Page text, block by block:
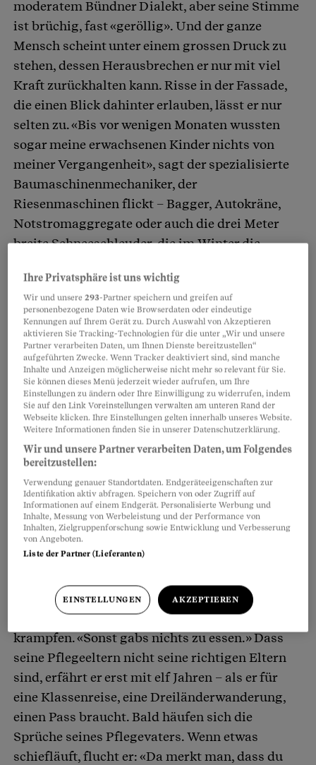
moderatem Bündner Dialekt, aber seine Stimme
ist brüchig, fast «geröllig». Und der ganze
Mensch scheint unter einem grossen Druck zu
stehen, dessen Herausbrechen er nur mit viel
Kraft zurückhalten kann. Risse in der Fassade,
die einen Blick dahinter erlauben, lässt er nur
selten zu. «Bis vor wenigen Monaten wussten
sogar meine erwachsenen Kinder nichts von
meiner Vergangenheit», sagt der spezialisierte
Baumaschinenmechaniker, der
Riesenmaschinen flickt – Bagger, Autokräne,
Notstromaggregate oder auch die drei Meter
breite Schneeschleuder, die im Winter die
Partnerinhalte
«Sonst gabs nichts zu essen»
Pöschmann wird Anfang 1960 in Zürich
Mutter als Pflegekind in eine Thurgauer
Bauernfamilie. Dort muss er von jung an
krampfen. «Sonst gabs nichts zu essen.» Dass
seine Pflegeeltern nicht seine richtigen Eltern
sind, erfährt er erst mit elf Jahren – als er für
eine Klassenreise, eine Dreiländerwanderung,
einen Pass braucht. Bald häufen sich die
Sprüche seines Pflegevaters. Wenn etwas
schiefläuft, flucht er: «Da merkt man, dass du
Ihre Privatsphäre ist uns wichtig
Wir und unsere293-Partner speichern und greifen auf
personenbezogene Daten wie Browserdaten oder eindeutige
Kennungen auf Ihrem Gerät zu. Durch Auswahl von Akzeptieren
aktivieren Sie Tracking-Technologien für die unter „Wir und unsere
Partner verarbeiten Daten, um Ihnen Dienste bereitzustellen“
aufgeführten Zwecke. Wenn Tracker deaktiviert sind, sind manche
Inhalte und Anzeigen möglicherweise nicht mehr so relevant für Sie.
Sie können dieses Menü jederzeit wieder aufrufen, um Ihre
Einstellungen zu ändern oder Ihre Einwilligung zu widerrufen, indem
Sie auf den Link Voreinstellungen verwalten am unteren Rand der
Webseite klicken. Ihre Einstellungen gelten innerhalb unseres Website.
Weitere Informationen finden Sie in unserer Datenschutzerklärung.
Wir und unsere Partner verarbeiten Daten, um Folgendes
bereitzustellen:
Verwendung genauer Standortdaten. Endgeräteeigenschaften zur
Identifikation aktiv abfragen. Speichern von oder Zugriff auf
Informationen auf einem Endgerät. Personalisierte Werbung und
Inhalte, Messung von Werbeleistung und der Performance von
Inhalten, Zielgruppenforschung sowie Entwicklung und Verbesserung
von Angeboten.
Liste der Partner (Lieferanten)
EINSTELLUNGEN AKZEPTIEREN